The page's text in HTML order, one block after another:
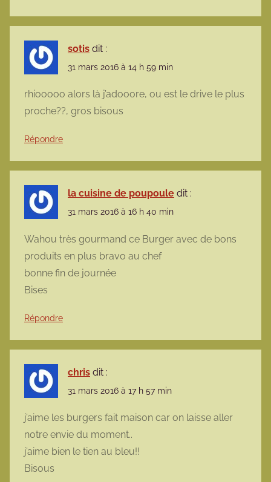
sotis dit :
31 mars 2016 à 14 h 59 min
rhiooooo alors là j’adooore, ou est le drive le plus
proche??, gros bisous
Répondre
la cuisine de poupoule dit :
31 mars 2016 à 16 h 40 min
Wahou très gourmand ce Burger avec de bons
produits en plus bravo au chef
bonne fin de journée
Bises
Répondre
chris dit :
31 mars 2016 à 17 h 57 min
j’aime les burgers fait maison car on laisse aller
notre envie du moment..
j’aime bien le tien au bleu!!
Bisous